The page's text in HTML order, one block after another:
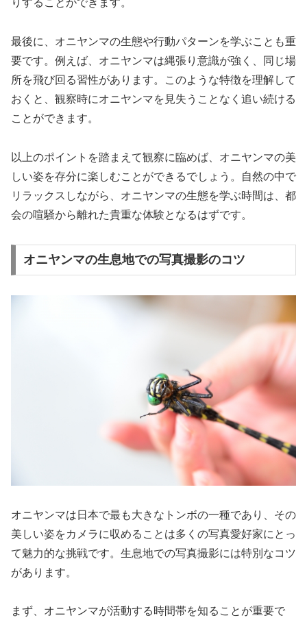
りすることができます。
最後に、オニヤンマの生態や行動パターンを学ぶことも重
要です。例えば、オニヤンマは縄張り意識が強く、同じ場
所を飛び回る習性があります。このような特徴を理解して
おくと、観察時にオニヤンマを見失うことなく追い続ける
ことができます。
以上のポイントを踏まえて観察に臨めば、オニヤンマの美
しい姿を存分に楽しむことができるでしょう。自然の中で
リラックスしながら、オニヤンマの生態を学ぶ時間は、都
会の喧騒から離れた貴重な体験となるはずです。
オニヤンマの生息地での写真撮影のコツ
オニヤンマは日本で最も大きなトンボの一種であり、その
美しい姿をカメラに収めることは多くの写真愛好家にとっ
て魅力的な挑戦です。生息地での写真撮影には特別なコツ
があります。
まず、オニヤンマが活動する時間帯を知ることが重要で